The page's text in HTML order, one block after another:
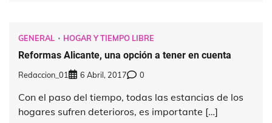
GENERAL HOGAR Y TIEMPO LIBRE
Reformas Alicante, una opción a tener en cuenta
Redaccion_01 6 Abril, 2017 0
Con el paso del tiempo, todas las estancias de los
hogares sufren deterioros, es importante […]